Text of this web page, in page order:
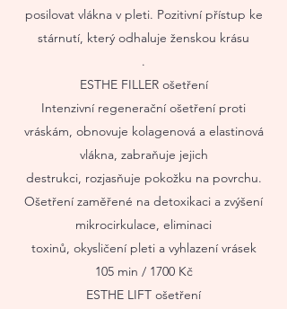
posilovat vlákna v pleti. Pozitivní přístup ke
stárnutí, který odhaluje ženskou krásu
.
ESTHE FILLER ošetření
Intenzivní regenerační ošetření proti
vráskám, obnovuje kolagenová a elastinová
vlákna, zabraňuje jejich
destrukci, rozjasňuje pokožku na povrchu.
Ošetření zaměřené na detoxikaci a zvýšení
mikrocirkulace, eliminaci
toxinů, okysličení pleti a vyhlazení vrásek
105 min / 1700 Kč
ESTHE LIFT ošetření